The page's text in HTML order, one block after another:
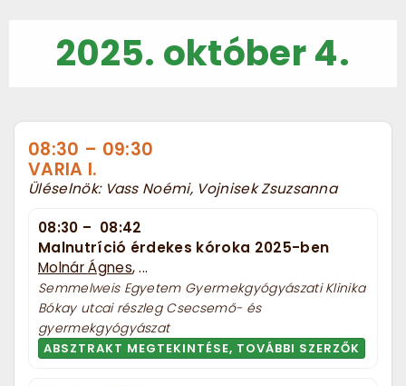
2025. október 4.
08:30 – 09:30
VARIA I.
Üléselnök: Vass Noémi, Vojnisek Zsuzsanna
08:30 – 08:42
Malnutríció érdekes kóroka 2025-ben
Molnár Ágnes, ...
Semmelweis Egyetem Gyermekgyógyászati Klinika
Bókay utcai részleg Csecsemő- és
gyermekgyógyászat
ABSZTRAKT MEGTEKINTÉSE, TOVÁBBI SZERZŐK